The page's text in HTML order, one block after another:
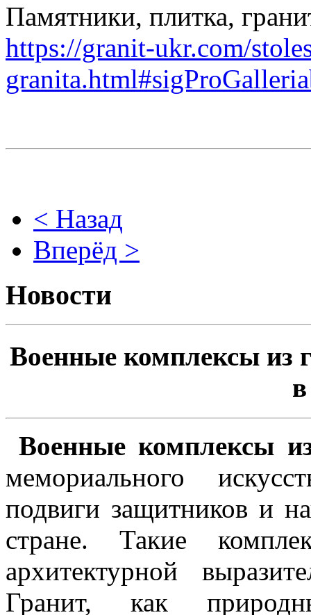
Памятники, плитка,
https://granit-ukr.com/
< Назад
Вперёд >
Новости
Военные комплексы из
Военные комплексы
мемориального
подвиги защитников и
стране. Такие
архитектурной
Гранит, как